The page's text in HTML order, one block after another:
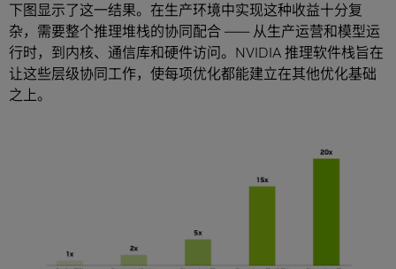
下图显示了这一结果。在生产环境中实现这种收益十分复
杂，需要整个推理堆栈的协同配合 —— 从生产运营和模型运
行时，到内核、通信库和硬件访问。NVIDIA 推理软件栈旨在
让这些层级协同工作，使每项优化都能建立在其他优化基础
之上。